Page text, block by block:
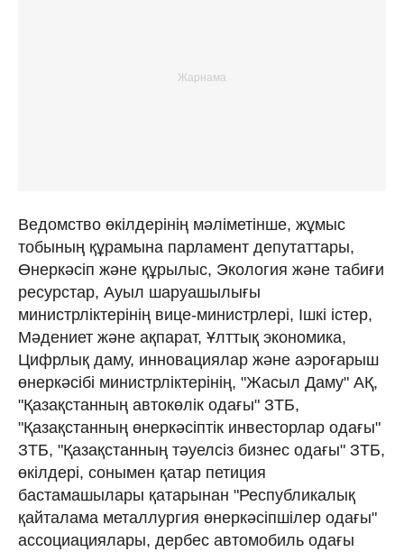
Ведомство өкілдерінің мәліметінше, жұмыс
тобының құрамына парламент депутаттары,
Өнеркәсіп және құрылыс, Экология және табиғи
ресурстар, Ауыл шаруашылығы
министрліктерінің вице-министрлері, Ішкі істер,
Мәдениет және ақпарат, Ұлттық экономика,
Цифрлық даму, инновациялар және аэроғарыш
өнеркәсібі министрліктерінің, "Жасыл Даму" АҚ,
"Қазақстанның автокөлік одағы" ЗТБ,
"Қазақстанның өнеркәсіптік инвесторлар одағы"
ЗТБ, "Қазақстанның тәуелсіз бизнес одағы" ЗТБ,
өкілдері, сонымен қатар петиция
бастамашылары қатарынан "Республикалық
қайталама металлургия өнеркәсіпшілер одағы"
ассоциациялары, дербес автомобиль одағы